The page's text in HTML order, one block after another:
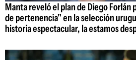
Manta reveló el plan de Diego
de pertenencia" en la selección
historia espectacular, la estamos